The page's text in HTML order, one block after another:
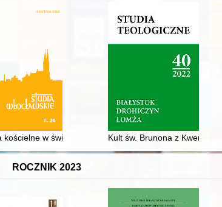
1 (2022)
kościelne w świetle obowiązujących norm kanonicznych
Kult św. Brunona z
ROCZNIK 2023